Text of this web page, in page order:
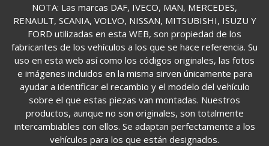
NOTA: Las marcas DAF, IVECO, MAN, MERCEDES,
RENAULT, SCANIA, VOLVO, NISSAN, MITSUBISHI, ISUZU Y
FORD utilizadas en esta WEB, son propiedad de los
fabricantes de los vehículos a los que se hace referencia. Su
uso en esta web así como los códigos originales, las fotos
e imágenes incluidos en la misma sirven únicamente para
ayudar a identificar el recambio y el modelo del vehículo
sobre el que estas piezas van montadas. Nuestros
productos, aunque no son originales, son totalmente
intercambiables con ellos. Se adaptan perfectamente a los
vehículos para los que están designados.